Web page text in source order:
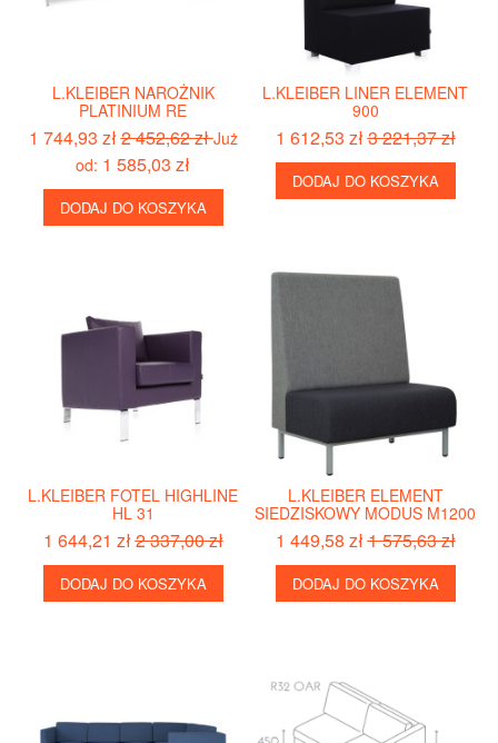
L.KLEIBER NAROŻNIK
PLATINIUM RE
1 744,93 zł2 452,62 złJuż
od: 1 585,03 zł
DODAJ DO KOSZYKA
L.KLEIBER LINER ELEMENT
900
1 612,53 zł3 221,37 zł
DODAJ DO KOSZYKA
L.KLEIBER FOTEL HIGHLINE
HL 31
1 644,21 zł2 337,00 zł
DODAJ DO KOSZYKA
L.KLEIBER ELEMENT
SIEDZISKOWY MODUS M1200
1 449,58 zł1 575,63 zł
DODAJ DO KOSZYKA